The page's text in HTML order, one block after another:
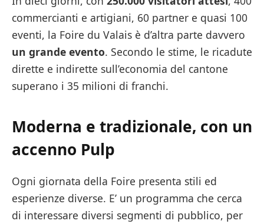
commercianti e artigiani, 60 partner e quasi 100
eventi, la Foire du Valais è d’altra parte davvero
un grande evento. Secondo le stime, le ricadute
dirette e indirette sull’economia del cantone
superano i 35 milioni di franchi.
Moderna e tradizionale, con un
accenno Pulp
Ogni giornata della Foire presenta stili ed
esperienze diverse. E’ un programma che cerca
di interessare diversi segmenti di pubblico, per